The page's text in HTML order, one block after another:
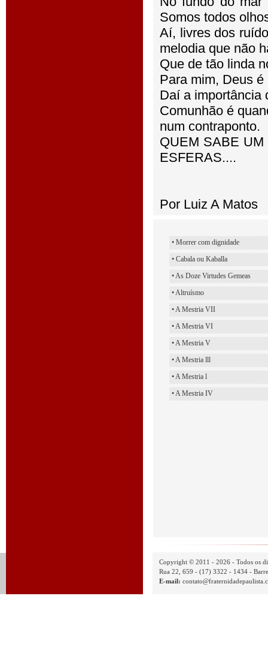
Somos todos
Aí, livres dos
melodia que não
Que de tão linda
Para mim, Deus
Daí a importância
Comunhão é
num contraponto.
QUEM SABE
ESFERAS....
Por Luiz A Matos
• Morrer com dignidade
• Cabala ou Kaballa
• As Doze Virtudes Gemeas
• Altruísmo
• A Mestria VII
• A Mestria VI
• A Mestria V
• A Mestria lll
• A Mestria l
• A Mestria IV
Copyright © 2011 - 2026 - Todos os
Rua 22, 659 - (17) 3322 - 1434 -
E-mail: